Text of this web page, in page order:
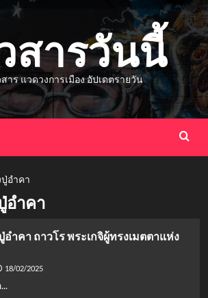
สารวันนี้
าร แวดวงการเมือง อัปเดตรายวัน
อำคา
อำคา
อำคา ถาวโร พระเกจิผู้ทรงเมตตาแห่ง
18/02/2025